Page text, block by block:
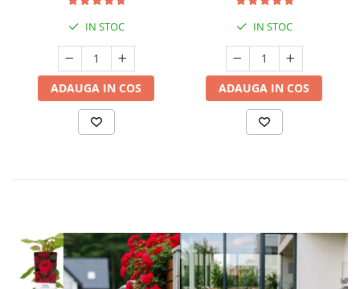
IN STOC
ADAUGA IN COS
IN STOC
ADAUGA IN COS